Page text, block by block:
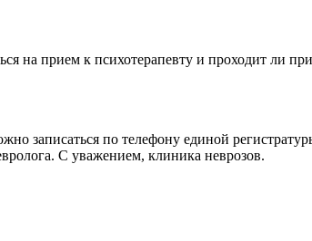
на прием к психотерапевту и проходит ли
записаться по телефону единой
С уважением, клиника неврозов.